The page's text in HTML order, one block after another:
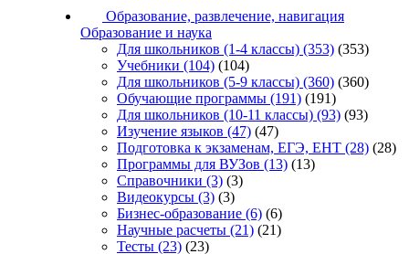
Образование, развлечение, навигация
Образование и наука
Для школьников (1-4 классы) (353) (353)
Учебники (104) (104)
Для школьников (5-9 классы) (360) (360)
Обучающие программы (191) (191)
Для школьников (10-11 классы) (93) (93)
Изучение языков (47) (47)
Подготовка к экзаменам, ЕГЭ, ЕНТ (28) (28)
Программы для ВУЗов (13) (13)
Справочники (3) (3)
Видеокурсы (3) (3)
Бизнес-образование (6) (6)
Научные расчеты (21) (21)
Тесты (23) (23)